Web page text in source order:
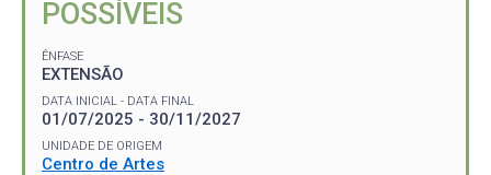
POSSÍVEIS
ÊNFASE
EXTENSÃO
DATA INICIAL - DATA FINAL
01/07/2025 - 30/11/2027
UNIDADE DE ORIGEM
Centro de Artes